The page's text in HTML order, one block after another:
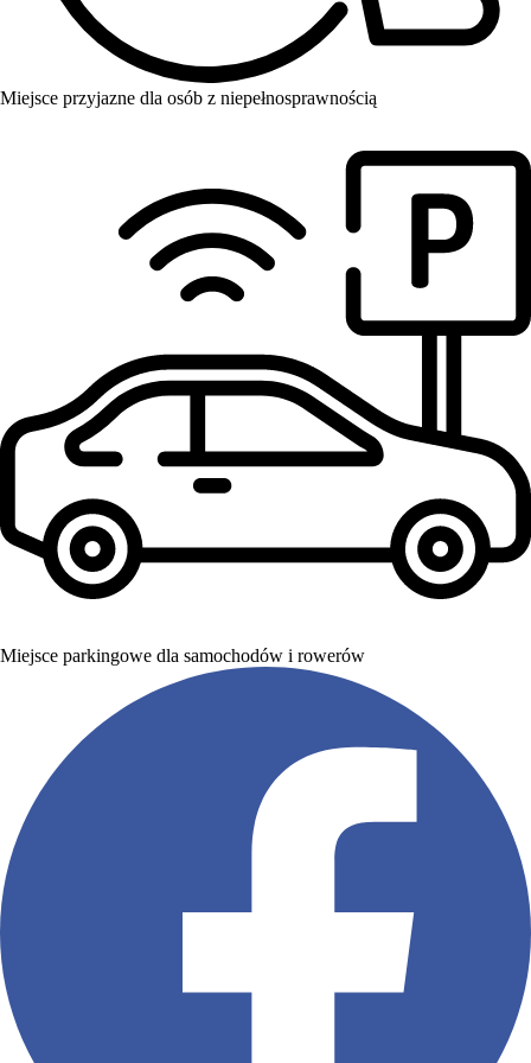
Miejsce przyjazne dla osób z niepełnosprawnością
Miejsce parkingowe dla samochodów i rowerów